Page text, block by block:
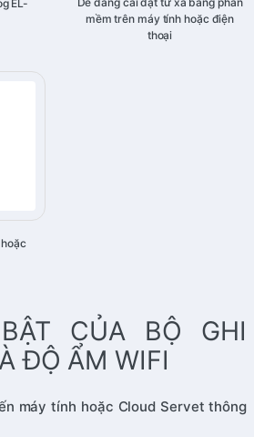
EL-
mềm trên máy tính hoặc điện
thoại
CỦA BỘ GHI
ĐỘ ẨM WIFI
máy tính hoặc Cloud Servet thông